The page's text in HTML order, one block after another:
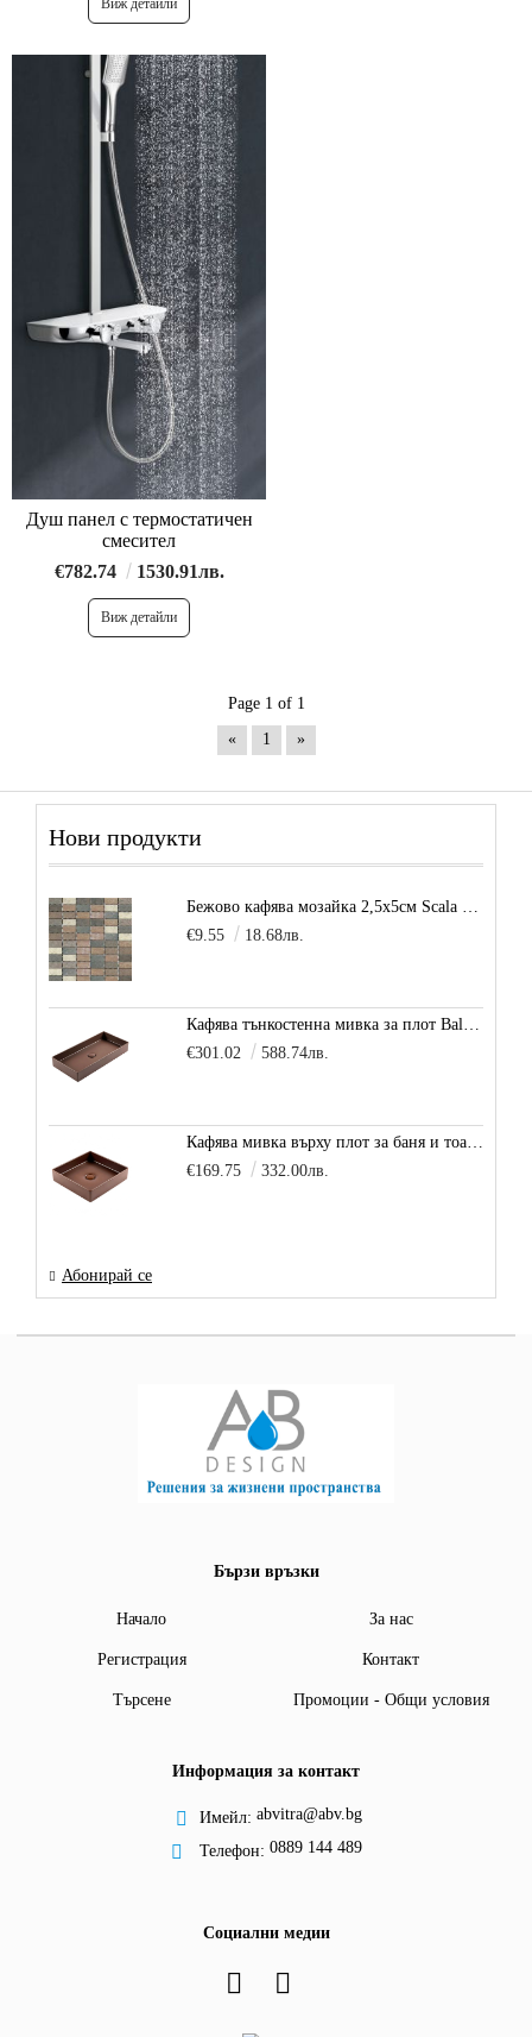
Виж детайли
Душ панел с термостатичен
смесител
€782.74
1530.91лв.
Виж детайли
Page 1 of 1
« 1 »
Нови продукти
€9.55
18.68лв.
€301.02
588.74лв.
Кафява мивка върху плот за баня и тоалетна Decente, цвят - карамел
€169.75
332.00лв.
Абонирай се
Бързи връзки
Начало За нас
Регистрация Контакт
Търсене Промоции - Общи условия
Информация за контакт
Имейл: abvitra@abv.bg
Телефон: 0889 144 489
Социални медии